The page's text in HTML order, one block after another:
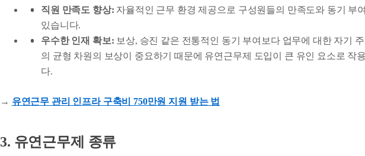
직원 만족도 향상: 자율적인 근무 환경 제공으로 구성원들의 만족도와 동기 부
있습니다.
우수한 인재 확보: 보상, 승진 같은 전통적인 동기 부여보다 업무에 대한 자기
의 균형 차원의 보상이 중요하기 때문에 유연근무제 도입이 큰 유인 요소로 작
다.
→ 유연근무 관리 인프라 구축비 750만원 지원 받는 법
3. 유연근무제 종류